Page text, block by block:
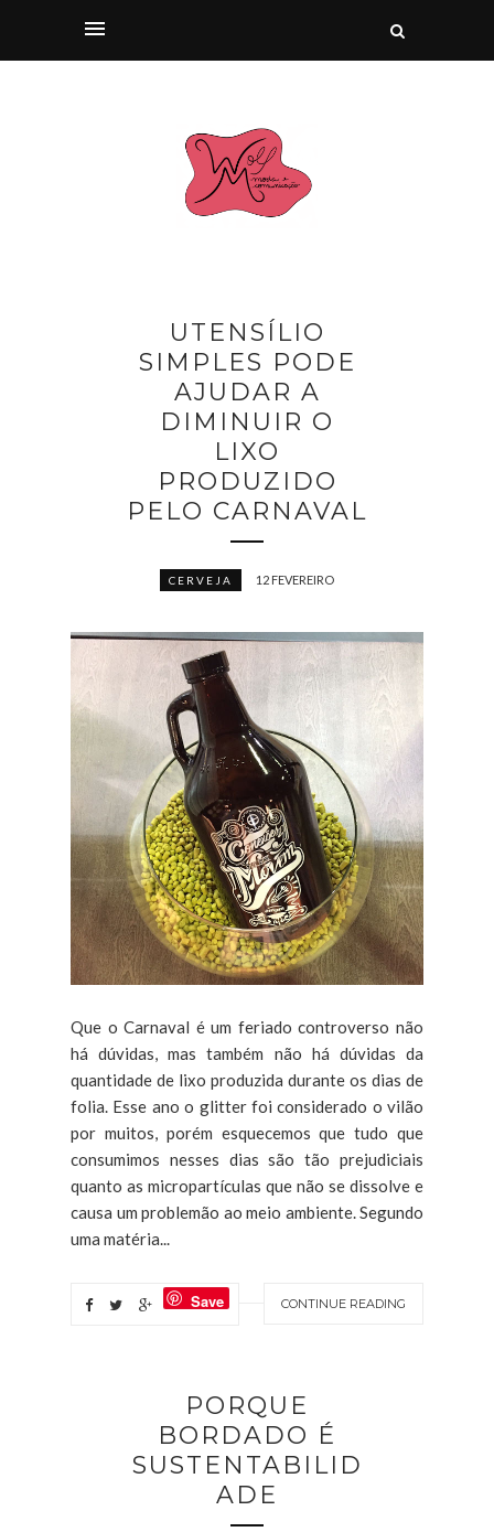
UTENSÍLIO
SIMPLES PODE
AJUDAR A
DIMINUIR O
LIXO
PRODUZIDO
PELO CARNAVAL
CERVEJA 12 FEVEREIRO
Que o Carnaval é um feriado controverso não
há dúvidas, mas também não há dúvidas da
quantidade de lixo produzida durante os dias de
folia. Esse ano o glitter foi considerado o vilão
por muitos, porém esquecemos que tudo que
consumimos nesses dias são tão prejudiciais
quanto as micropartículas que não se dissolve e
causa um problemão ao meio ambiente. Segundo
uma matéria...
CONTINUE READING
Save
PORQUE
BORDADO É
SUSTENTABILID
ADE